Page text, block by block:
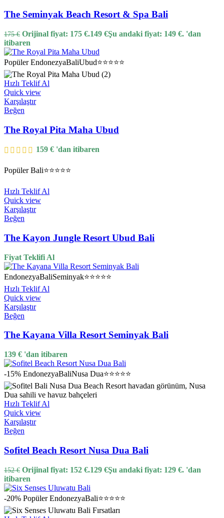
The Seminyak Beach Resort & Spa Bali
175€ Orijinal fiyat: 175 €.149 €Şu andaki fiyat: 149 €. 'dan
itibaren
Popüler EndonezyaBaliUbud⭐⭐⭐⭐⭐
Hızlı Teklif Al
Quick view
Karşılaştır
Beğen
The Royal Pita Maha Ubud
159 € 'dan itibaren
Popüler Bali⭐⭐⭐⭐⭐
Hızlı Teklif Al
Quick view
Karşılaştır
Beğen
The Kayon Jungle Resort Ubud Bali
Fiyat Teklifi Al
EndonezyaBaliSeminyak⭐⭐⭐⭐⭐
Hızlı Teklif Al
Quick view
Karşılaştır
Beğen
The Kayana Villa Resort Seminyak Bali
139 € 'dan itibaren
-15% EndonezyaBaliNusa Dua⭐⭐⭐⭐⭐
Hızlı Teklif Al
Quick view
Karşılaştır
Beğen
Sofitel Beach Resort Nusa Dua Bali
152€ Orijinal fiyat: 152 €.129 €Şu andaki fiyat: 129 €. 'dan
itibaren
-20% Popüler EndonezyaBali⭐⭐⭐⭐⭐